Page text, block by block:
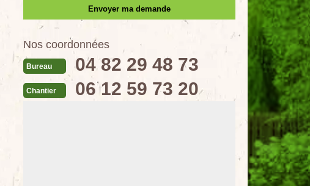
Nos coordonnées
Bureau 04 82 29 48 73
Chantier 06 12 59 73 20